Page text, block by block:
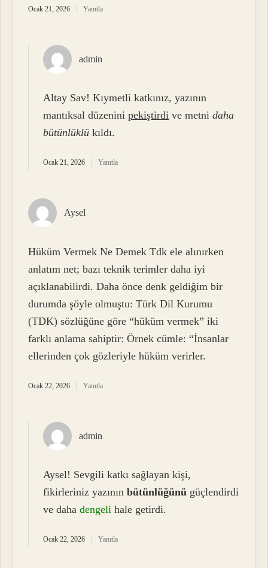
Ocak 21, 2026 Yanıtla
admin
Altay Sav! Kıymetli katkınız, yazının
mantıksal düzeninipekiştirdi ve metnidaha
bütünlüklü kıldı.
Ocak 21, 2026 Yanıtla
Aysel
Hüküm Vermek Ne Demek Tdk ele alınırken
anlatım net; bazı teknik terimler daha iyi
açıklanabilirdi. Daha önce denk geldiğim bir
durumda şöyle olmuştu: Türk Dil Kurumu
(TDK) sözlüğüne göre “hüküm vermek” iki
farklı anlama sahiptir: Örnek cümle: “İnsanlar
ellerinden çok gözleriyle hüküm verirler.
Ocak 22, 2026 Yanıtla
admin
Aysel! Sevgili katkı sağlayan kişi,
fikirleriniz yazınınbütünlüğünü güçlendirdi
ve dahadengeli hale getirdi.
Ocak 22, 2026 Yanıtla